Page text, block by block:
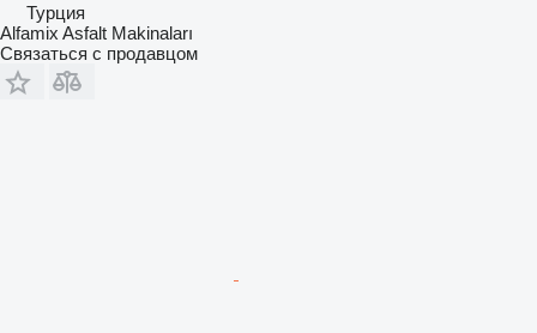
Турция
Alfamix Asfalt Makinaları
Связаться с продавцом